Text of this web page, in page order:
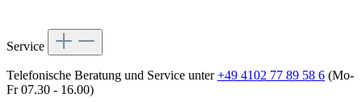
Service
Telefonische Beratung und Service unter+49 4102 77 89 58 6 (Mo-
Fr 07.30 - 16.00)